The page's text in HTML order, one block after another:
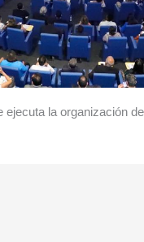
la organización